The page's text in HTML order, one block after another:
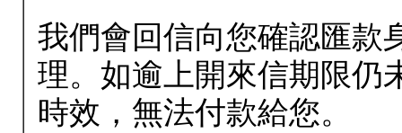
我們會回信向您確認匯款
理。如逾上開來信期限仍
時效，無法付款給您。